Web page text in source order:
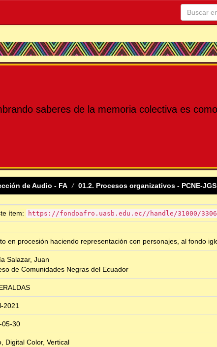
saberes de la memoria colectiva es
de Audio - FA 01.2. Procesos organizativos - PCNE-JGS
ítem: https://fondoafro.uasb.edu.ec//handle/31000/3306
en procesión haciendo representación con personajes, al fondo
Salazar, Juan
de Comunidades Negras del Ecuador
2021
05-30
Digital Color, Vertical